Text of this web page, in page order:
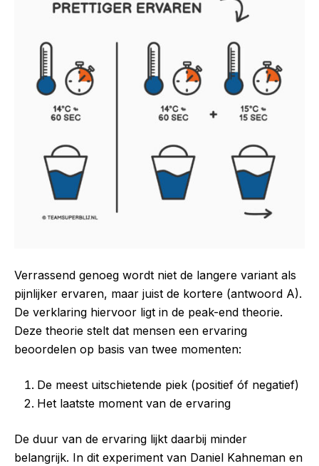
Verrassend genoeg wordt niet de langere variant als
pijnlijker ervaren, maar juist de kortere (antwoord A).
De verklaring hiervoor ligt in de peak-end theorie.
Deze theorie stelt dat mensen een ervaring
beoordelen op basis van twee momenten:
De meest uitschietende piek (positief óf negatief)
Het laatste moment van de ervaring
De duur van de ervaring lijkt daarbij minder
belangrijk. In dit experiment van Daniel Kahneman en